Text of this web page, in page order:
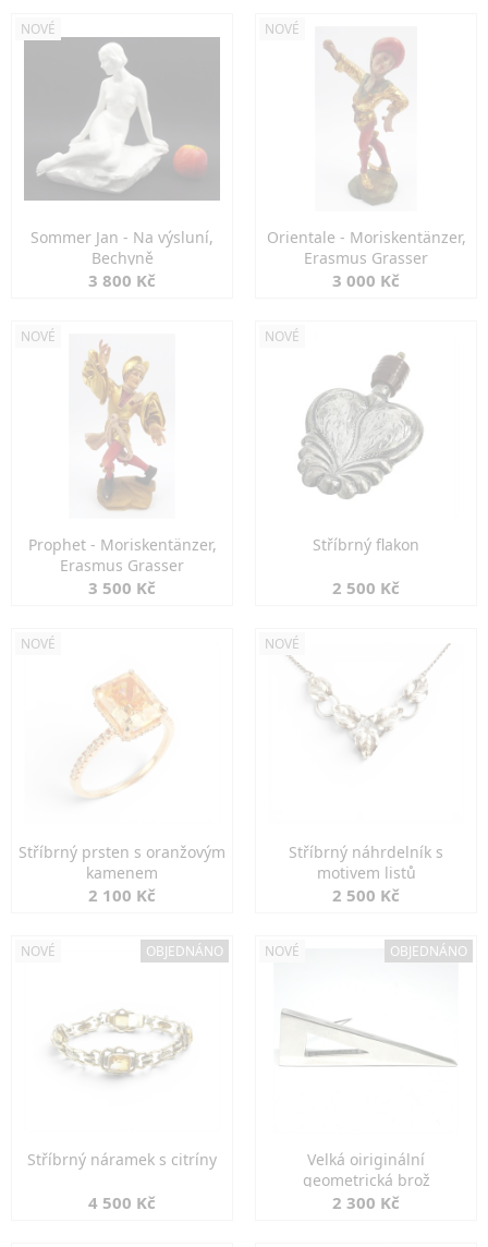
NOVÉ
Sommer Jan - Na výsluní,
Bechyně
3 800 Kč
NOVÉ
Orientale - Moriskentänzer,
Erasmus Grasser
3 000 Kč
NOVÉ
Prophet - Moriskentänzer,
Erasmus Grasser
3 500 Kč
NOVÉ
Stříbrný flakon
2 500 Kč
NOVÉ
Stříbrný prsten s oranžovým
kamenem
2 100 Kč
NOVÉ
Stříbrný náhrdelník s
motivem listů
2 500 Kč
NOVÉ OBJEDNÁNO
Stříbrný náramek s citríny
4 500 Kč
NOVÉ OBJEDNÁNO
Velká oiriginální
geometrická brož
2 300 Kč